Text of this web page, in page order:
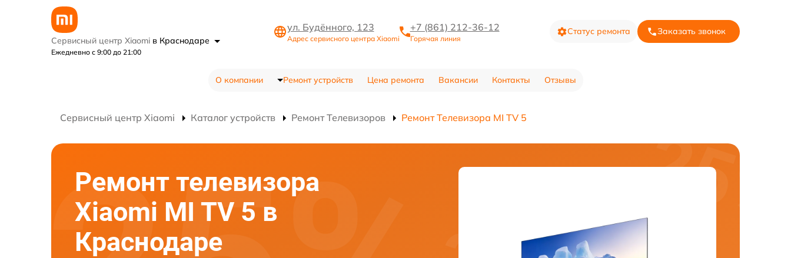
Сервисный центр Xiaomi в Краснодаре
Ежедневно с 9:00 до 21:00
ул. Будённого, 123
Адрес сервисного центра Xiaomi
+7 (861) 212-36-12
Горячая линия
Статус ремонта Заказать звонок
О компании Ремонт устройств Цена ремонта Вакансии Контакты Отзывы
Сервисный центр Xiaomi Каталог устройств Ремонт Телевизоров Ремонт Телевизора MI TV 5
Ремонт телевизора
Xiaomi MI TV 5 в
Краснодаре